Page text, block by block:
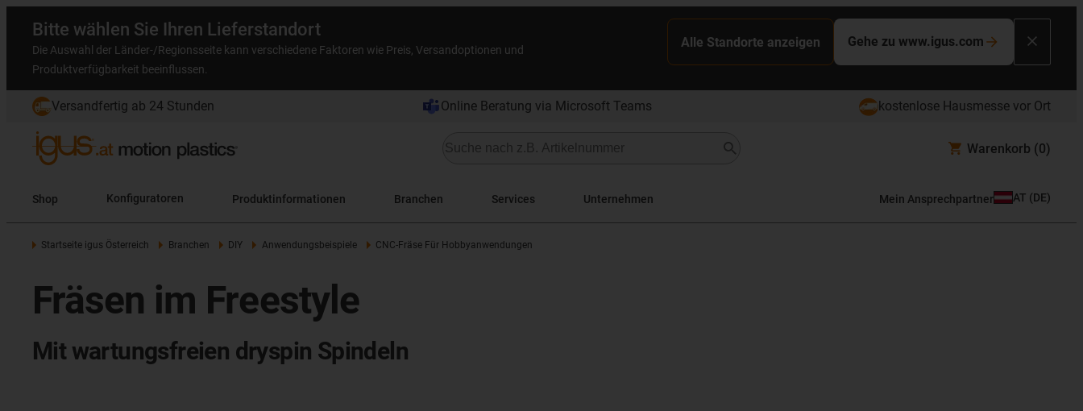
Bitte wählen Sie Ihren Lieferstandort
Die Auswahl der Länder-/Regionsseite kann verschiedene Faktoren wie Preis, Versandoptionen und
Produktverfügbarkeit beeinflussen.
Alle Standorte anzeigen Gehe zu www.igus.com
Versandfertig ab 24 Stunden Online Beratung via Microsoft Teams kostenlose Hausmesse vor Ort
Warenkorb (0)
Shop Konfiguratoren Produktinformationen Branchen Services Unternehmen Mein Ansprechpartner AT (DE)
Startseite igus Österreich Branchen DIY Anwendungsbeispiele CNC-Fräse Für Hobbyanwendungen
Fräsen im Freestyle
Mit wartungsfreien dryspin Spindeln